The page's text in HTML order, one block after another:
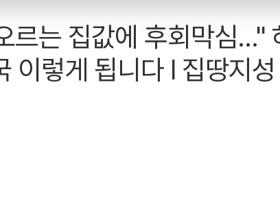
르는 집값에 후회막심..."
이렇게 됩니다 I 집땅지